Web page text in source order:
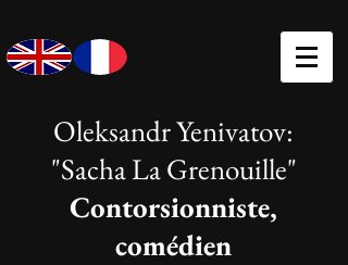
Oleksandr Yenivatov:
"Sacha La Grenouille"
Contorsionniste,
comédien